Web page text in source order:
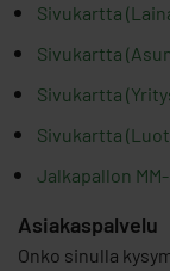
Sivukartta
Sivukartta
Sivukartta
Sivukartta
Jalkapallon
Asiakaspalvelu
Onko sinulla